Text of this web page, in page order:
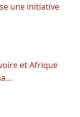
une initiative
et Afrique